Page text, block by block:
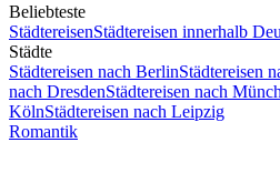
Beliebteste
StädtereisenStädtereisen innerhalb
Städte
Städtereisen nach BerlinStädtereisen
nach DresdenStädtereisen nach
KölnStädtereisen nach Leipzig
Romantik